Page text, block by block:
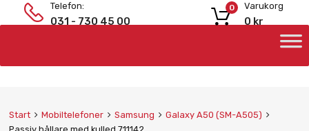
Telefon:
031 - 730 45 00
Varukorg
0 kr
0
Start Mobiltelefoner Samsung
Galaxy A50 (SM-A505)